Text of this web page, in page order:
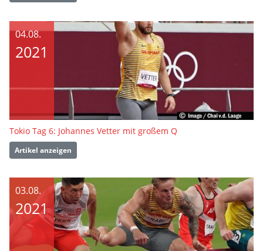
04.08.
2021
Tokio Tag 6: Johannes Vetter mit großem Q
Artikel anzeigen
03.08.
2021